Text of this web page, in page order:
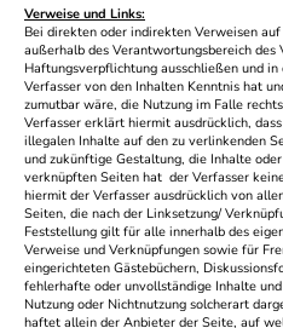
Verweise und Links:
Bei direkten oder indirekten Verweisen
außerhalb des Verantwortungsbereich des
Haftungsverpflichtung ausschließen und
Verfasser von den Inhalten Kenntnis hat
zumutbar wäre, die Nutzung im Falle
Verfasser erklärt hiermit ausdrücklich,
illegalen Inhalte auf den zu verlinkenden
und zukünftige Gestaltung, die Inhalte
verknüpften Seiten hat der Verfasser
hiermit der Verfasser ausdrücklich von
Seiten, die nach der Linksetzung/
Feststellung gilt für alle innerhalb des
Verweise und Verknüpfungen sowie für
eingerichteten Gästebüchern,
fehlerhafte oder unvollständige Inhalte
Nutzung oder Nichtnutzung solcherart
haftet allein der Anbieter der Seite, auf